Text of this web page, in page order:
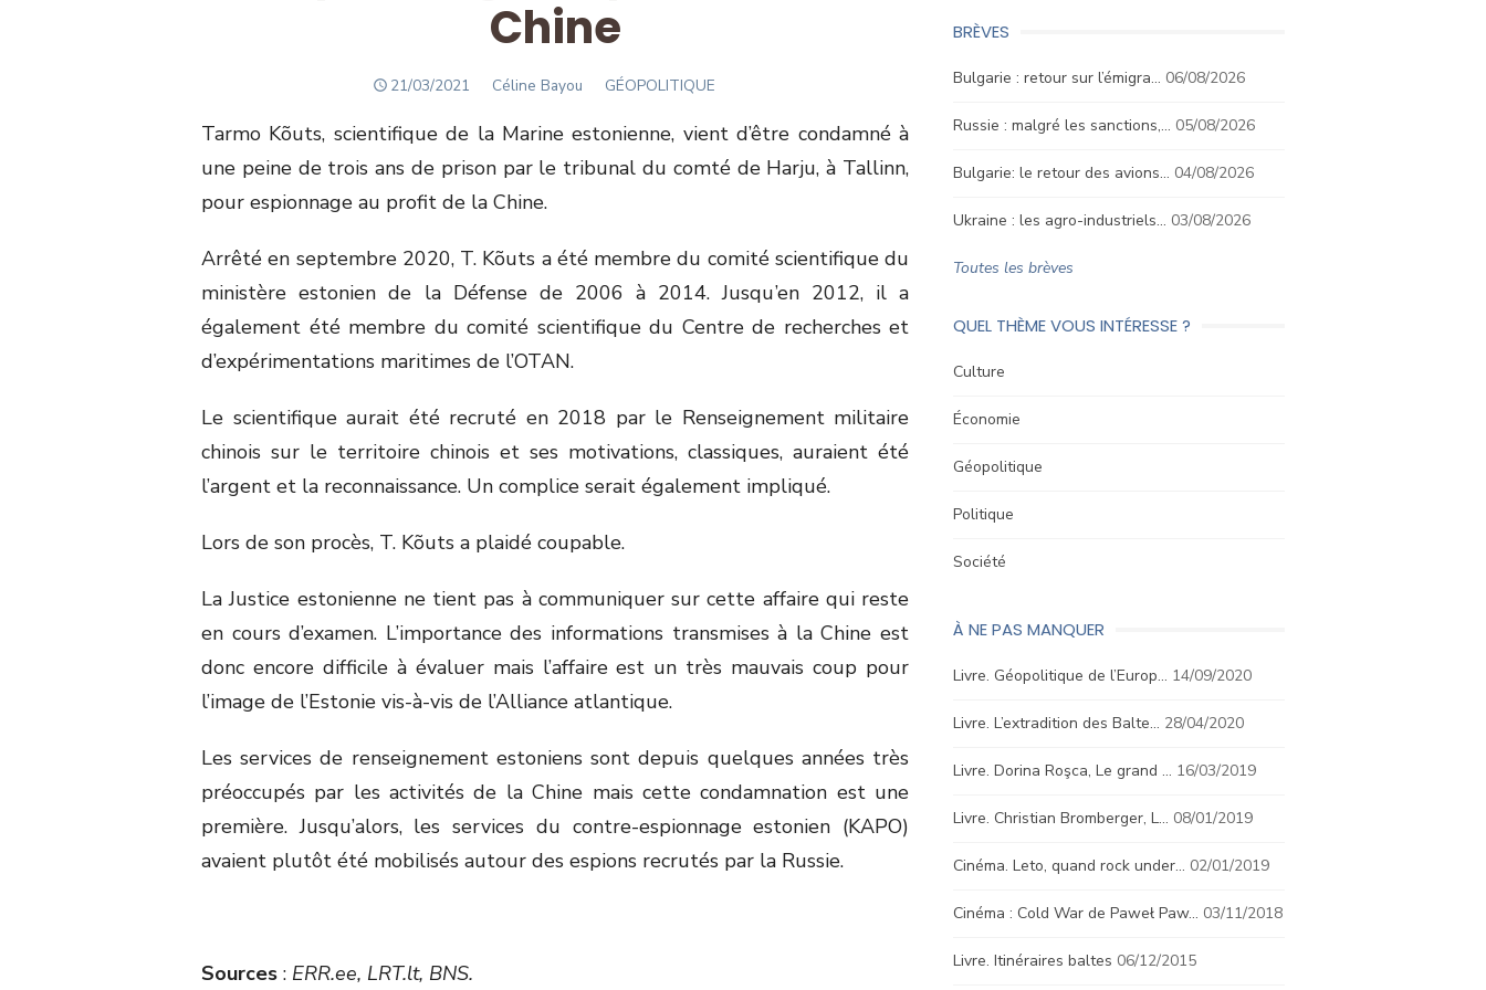
Chine
POSTED
21/03/2021 Author
Céline Bayou GÉOPOLITIQUE
Tarmo Kõuts, scientifique de la Marine estonienne, vient d’être condamné à
une peine de trois ans de prison par le tribunal du comté de Harju, à Tallinn,
pour espionnage au profit de la Chine.
Arrêté en septembre 2020, T. Kõuts a été membre du comité scientifique du
ministère estonien de la Défense de 2006 à 2014. Jusqu’en 2012, il a
également été membre du comité scientifique du Centre de recherches et
d’expérimentations maritimes de l’OTAN.
Le scientifique aurait été recruté en 2018 par le Renseignement militaire
chinois sur le territoire chinois et ses motivations, classiques, auraient été
l’argent et la reconnaissance. Un complice serait également impliqué.
Lors de son procès, T. Kõuts a plaidé coupable.
La Justice estonienne ne tient pas à communiquer sur cette affaire qui reste
en cours d’examen. L’importance des informations transmises à la Chine est
donc encore difficile à évaluer mais l’affaire est un très mauvais coup pour
l’image de l’Estonie vis-à-vis de l’Alliance atlantique.
Les services de renseignement estoniens sont depuis quelques années très
préoccupés par les activités de la Chine mais cette condamnation est une
première. Jusqu’alors, les services du contre-espionnage estonien (KAPO)
avaient plutôt été mobilisés autour des espions recrutés par la Russie.
Sources : ERR.ee, LRT.lt, BNS.
BRÈVES
Bulgarie : retour sur l’émigra… 06/08/2026
Russie : malgré les sanctions,… 05/08/2026
Bulgarie: le retour des avions… 04/08/2026
Ukraine : les agro-industriels… 03/08/2026
Toutes les brèves
QUEL THÈME VOUS INTÉRESSE ?
Culture
Économie
Géopolitique
Politique
Société
À NE PAS MANQUER
Livre. Géopolitique de l’Europ… 14/09/2020
Livre. L’extradition des Balte… 28/04/2020
Livre. Dorina Roşca, Le grand … 16/03/2019
Livre. Christian Bromberger, L… 08/01/2019
Cinéma. Leto, quand rock under… 02/01/2019
Cinéma : Cold War de Paweł Paw… 03/11/2018
Livre. Itinéraires baltes 06/12/2015